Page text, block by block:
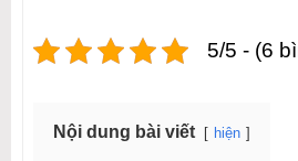
5/5 - (6
Nội dung bài viết hiện